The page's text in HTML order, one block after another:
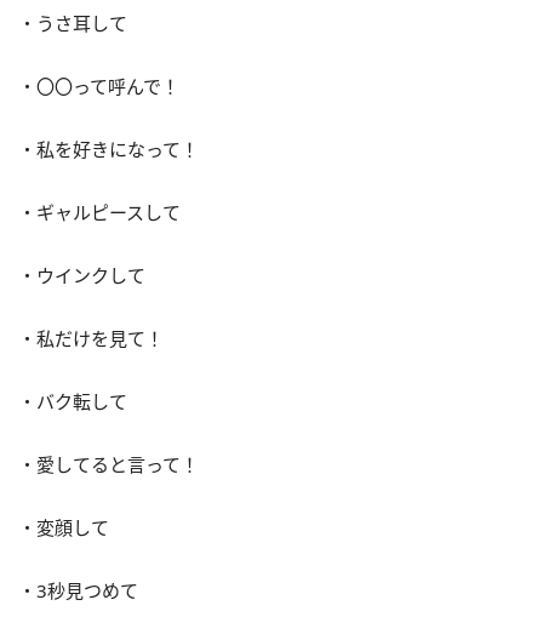
・うさ耳して
・〇〇って呼んで！
・私を好きになって！
・ギャルピースして
・ウインクして
・私だけを見て！
・バク転して
・愛してると言って！
・変顔して
・3秒見つめて